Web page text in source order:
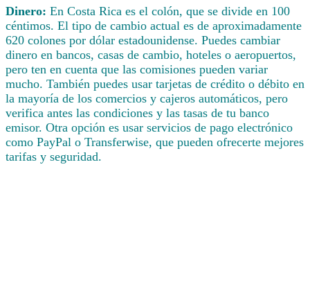
Dinero: En Costa Rica es el colón, que se divide en 100
céntimos. El tipo de cambio actual es de aproximadamente
620 colones por dólar estadounidense. Puedes cambiar
dinero en bancos, casas de cambio, hoteles o aeropuertos,
pero ten en cuenta que las comisiones pueden variar
mucho. También puedes usar tarjetas de crédito o débito en
la mayoría de los comercios y cajeros automáticos, pero
verifica antes las condiciones y las tasas de tu banco
emisor. Otra opción es usar servicios de pago electrónico
como PayPal o Transferwise, que pueden ofrecerte mejores
tarifas y seguridad.